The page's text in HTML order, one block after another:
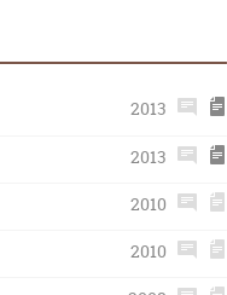
2013
2013
2010
2010